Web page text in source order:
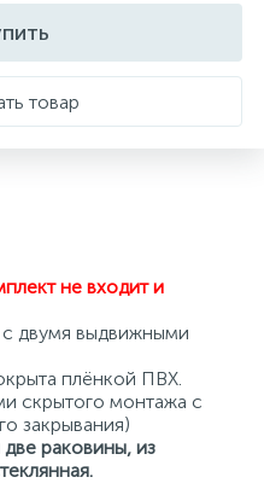
товар
не входит и
двумя выдвижными
плёнкой ПВХ.
скрытого монтажа с
закрывания)
раковины, из